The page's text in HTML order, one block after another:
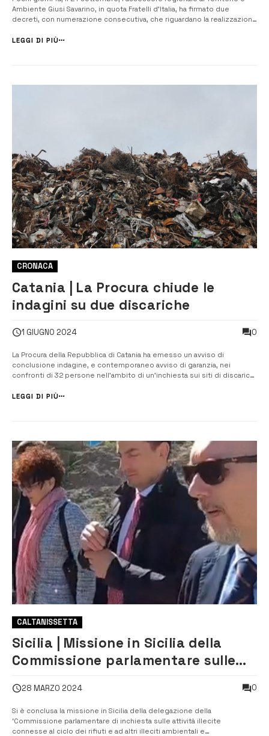
Ambiente Giusi Savarino, in quota Fratelli d’Italia, ha firmato due
decreti, con numerazione consecutiva, che riguardano la realizzazione
decisioni diverse per le due discariche. Con il decreto n. 289 l’a...
LEGGI DI PIÙ
CRONACA
Catania | La Procura chiude le
indagini su due discariche
1 GIUGNO 2024 0
La Procura della Repubblica di Catania ha emesso un avviso di
conclusione indagine, e contemporaneo avviso di garanzia, nei
confronti di 32 persone nell’ambito di un’inchiesta sui siti di discarica
Carabinieri del Noe e della sezione di Polizia giudiziaria, è fir...
LEGGI DI PIÙ
CALTANISSETTA
Sicilia | Missione in Sicilia della
Commissione parlamentare sulle
28 MARZO 2024 0
Si è conclusa la missione in Sicilia della delegazione della
‘Commissione parlamentare di inchiesta sulle attività illecite
connesse al ciclo dei rifiuti e ad altri illeciti ambientali e